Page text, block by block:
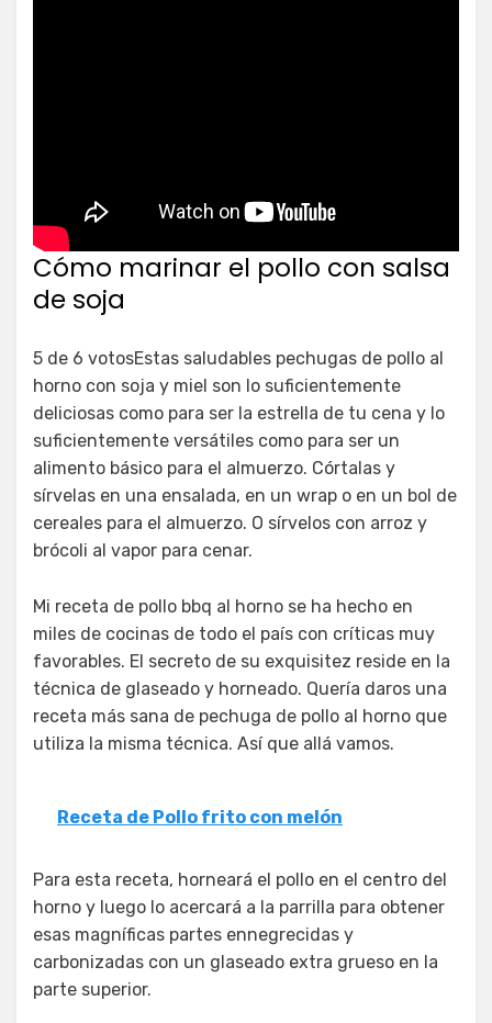
Cómo marinar el pollo con salsa
de soja
5 de 6 votosEstas saludables pechugas de pollo al
horno con soja y miel son lo suficientemente
deliciosas como para ser la estrella de tu cena y lo
suficientemente versátiles como para ser un
alimento básico para el almuerzo. Córtalas y
sírvelas en una ensalada, en un wrap o en un bol de
cereales para el almuerzo. O sírvelos con arroz y
brócoli al vapor para cenar.
Mi receta de pollo bbq al horno se ha hecho en
miles de cocinas de todo el país con críticas muy
favorables. El secreto de su exquisitez reside en la
técnica de glaseado y horneado. Quería daros una
receta más sana de pechuga de pollo al horno que
utiliza la misma técnica. Así que allá vamos.
Receta de Pollo frito con melón
Para esta receta, horneará el pollo en el centro del
horno y luego lo acercará a la parrilla para obtener
esas magníficas partes ennegrecidas y
carbonizadas con un glaseado extra grueso en la
parte superior.